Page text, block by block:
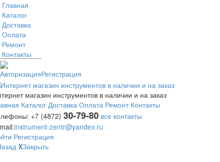
Главная
Каталог
Доставка
Оплата
Ремонт
Контакты
АвторизацияРегистрация
магазин инструментов в наличии и на заказ
Каталог Доставка Оплата Ремонт Контакты
+7 (4872) 30-79-80 все контакты
instrument-zentr@yandex.ru
Регистрация
XЗакрыть